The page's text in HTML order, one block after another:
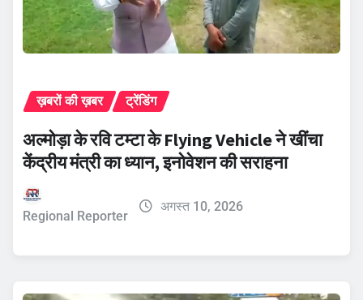
ख़बरों की ख़बर ट्रेंडिंग
अल्मोड़ा के रवि टम्टा के Flying Vehicle ने खींचा
केंद्रीय मंत्री का ध्यान, इनोवेशन की सराहना
Regional Reporter
अगस्त 10, 2026